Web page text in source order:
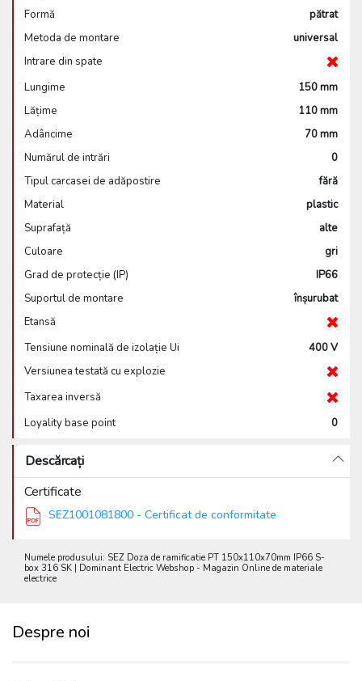
Formă
pătrat
Metoda de montare
universal
Intrare din spate
Lungime
150 mm
Lățime
110 mm
Adâncime
70 mm
Numărul de intrări
0
Tipul carcasei de adăpostire
fără
Material
plastic
Suprafață
alte
Culoare
gri
Grad de protecție (IP)
IP66
Suportul de montare
înșurubat
Etansă
Tensiune nominală de izolație Ui
400 V
Versiunea testată cu explozie
Taxarea inversă
Loyality base point
0
Descărcați
Certificate
SEZ1001081800 - Certificat de conformitate
Numele produsului: SEZ Doza de ramificatie PT 150x110x70mm IP66 S-
box 316 SK | Dominant Electric Webshop - Magazin Online de materiale
electrice
Despre noi